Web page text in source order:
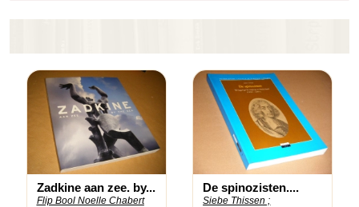
Zadkine aan zee. by...
Flip Bool Noelle Chabert
De spinozisten....
Siebe Thissen ;